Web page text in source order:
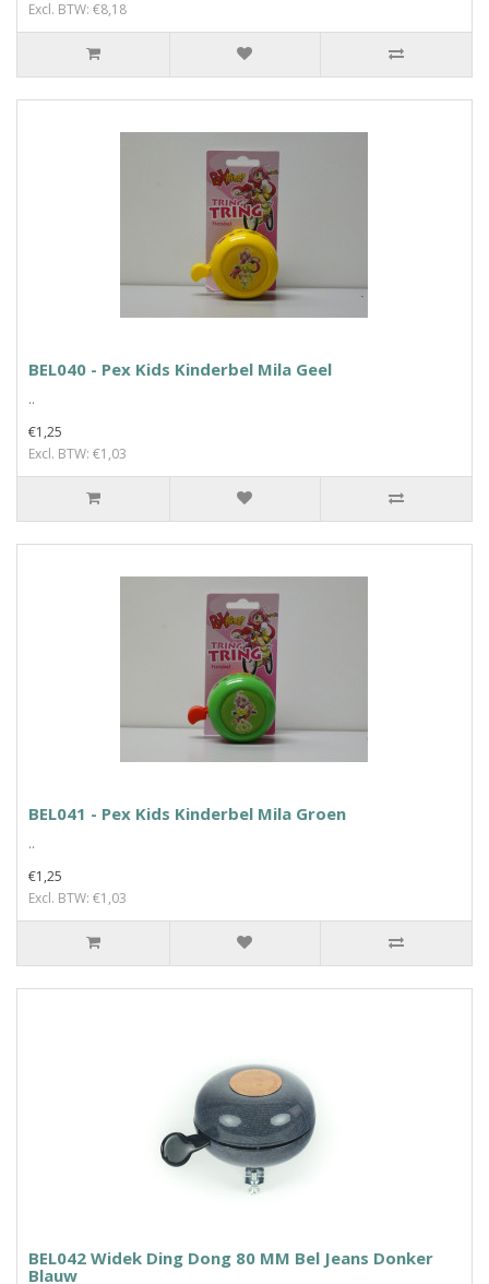
Excl. BTW: €8,18
BEL040 - Pex Kids Kinderbel Mila Geel
..
€1,25
Excl. BTW: €1,03
BEL041 - Pex Kids Kinderbel Mila Groen
..
€1,25
Excl. BTW: €1,03
BEL042 Widek Ding Dong 80 MM Bel Jeans Donker
Blauw